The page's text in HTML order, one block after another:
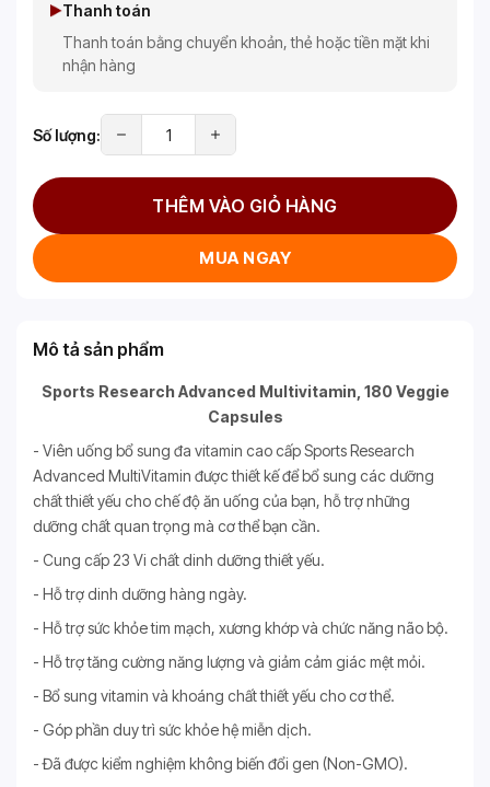
Thanh toán
Thanh toán bằng chuyển khoản, thẻ hoặc tiền mặt khi
nhận hàng
Số lượng:
THÊM VÀO GIỎ HÀNG
MUA NGAY
Mô tả sản phẩm
Sports Research Advanced Multivitamin, 180 Veggie
Capsules
- Viên uống bổ sung đa vitamin cao cấp Sports Research
Advanced MultiVitamin được thiết kế để bổ sung các dưỡng
chất thiết yếu cho chế độ ăn uống của bạn, hỗ trợ những
dưỡng chất quan trọng mà cơ thể bạn cần.
- Cung cấp 23 Vi chất dinh dưỡng thiết yếu.
- Hỗ trợ dinh dưỡng hàng ngày.
- Hỗ trợ sức khỏe tim mạch, xương khớp và chức năng não bộ.
- Hỗ trợ tăng cường năng lượng và giảm cảm giác mệt mỏi.
- Bổ sung vitamin và khoáng chất thiết yếu cho cơ thể.
- Góp phần duy trì sức khỏe hệ miễn dịch.
- Đã được kiểm nghiệm không biến đổi gen (Non-GMO).